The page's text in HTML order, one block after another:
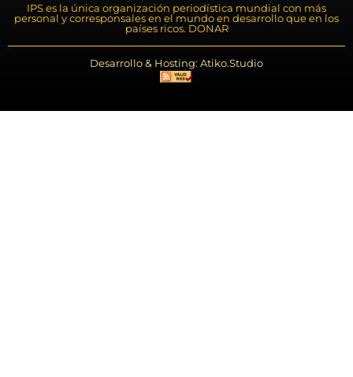
IPS es la única organización periodística mundial con más
personal y corresponsales en el mundo en desarrollo que en los
países ricos. DONAR
Desarrollo & Hosting: Atiko.Studio